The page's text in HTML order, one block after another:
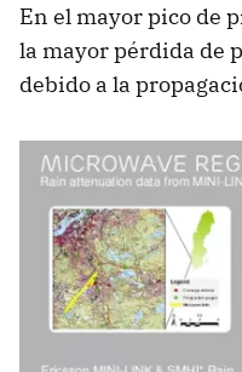
En el mayor pico de
la mayor pérdida de
debido a la